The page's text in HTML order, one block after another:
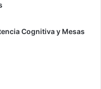
Cognitiva y Mesas